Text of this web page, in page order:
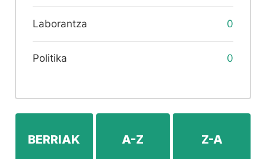
Laborantza 0
Politika 0
BERRIAK A-Z Z-A